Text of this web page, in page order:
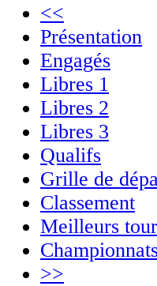
<<
Présentation
Engagés
Libres 1
Libres 2
Libres 3
Qualifs
Grille de
Classement
Meilleurs
>>